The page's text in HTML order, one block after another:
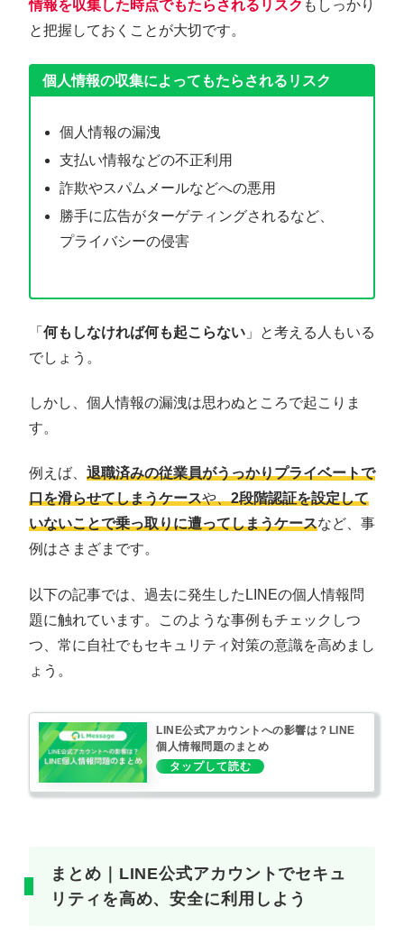
情報を収集した時点でもたらされるリスク もしっかり
と把握しておくことが大切です。
個人情報の収集によってもたらされるリスク
個人情報の漏洩
支払い情報などの不正利用
詐欺やスパムメールなどへの悪用
勝手に広告がターゲティングされるなど、
プライバシーの侵害
「 何もしなければ何も起こらない 」と考える人もいる
でしょう。
しかし、個人情報の漏洩は思わぬところで起こりま
す。
例えば、 退職済みの従業員がうっかりプライベートで
口を滑らせてしまうケースや、2段階認証を設定して
いないことで乗っ取りに遭ってしまうケースなど、事
例はさまざまです。
以下の記事では、過去に発生したLINEの個人情報問
題に触れています。このような事例もチェックしつ
つ、常に自社でもセキュリティ対策の意識を高めまし
ょう。
LINE公式アカウントへの影響は？LINE
個人情報問題のまとめ
まとめ｜LINE公式アカウントでセキュ
リティを高め、安全に利用しよう